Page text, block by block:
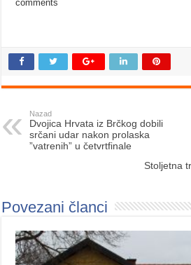
comments
Nazad
Dvojica Hrvata iz Brčkog dobili
srčani udar nakon prolaska
”vatrenih” u četvrtfinale
Stoljetna
Povezani članci